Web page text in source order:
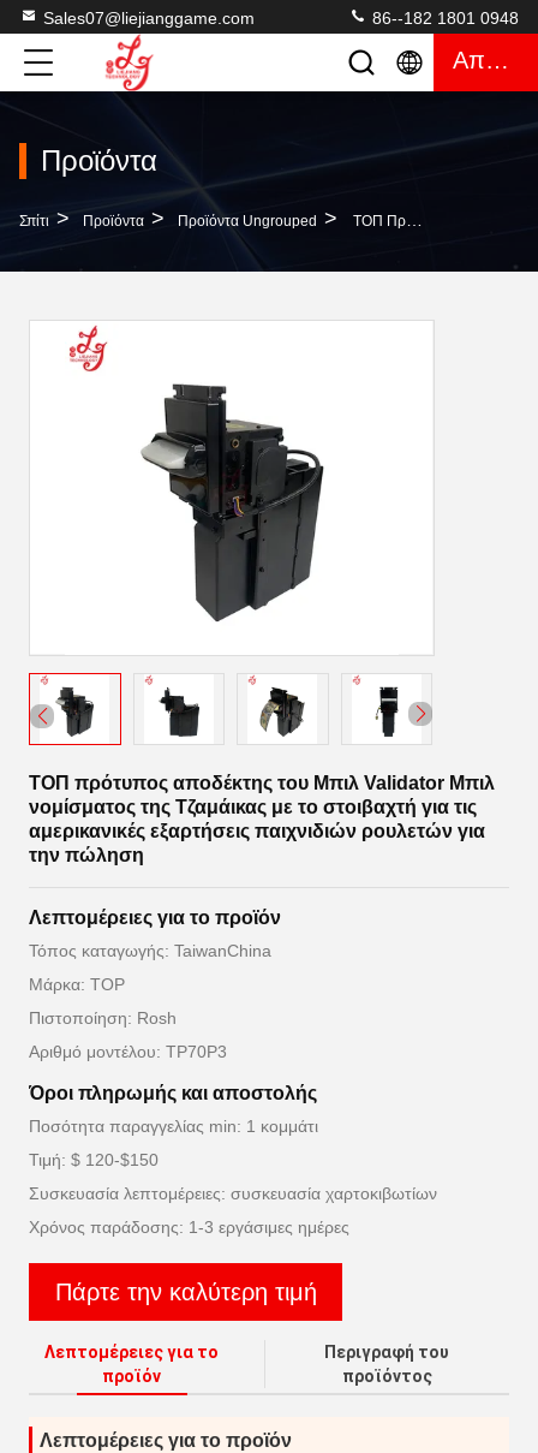
Sales07@liejianggame.com 86--182 1801 0948
Απόσπασμα
Προϊόντα
Σπίτι > Προϊόντα > Προϊόντα Ungrouped > ΤΟΠ Πρότυπος Αποδέκτης Του Μπιλ Validator Μπιλ Νομίσματος Της Τζαμάικας Με Το Στοιβαχτή Για Τις Αμερικανικές Εξαρτήσεις Παιχνιδιών Ρουλετών Για Την Πώληση
ΤΟΠ πρότυπος αποδέκτης του Μπιλ Validator Μπιλ
νομίσματος της Τζαμάικας με το στοιβαχτή για τις
αμερικανικές εξαρτήσεις παιχνιδιών ρουλετών για
την πώληση
Λεπτομέρειες για το προϊόν
Τόπος καταγωγής: TaiwanChina
Μάρκα: TOP
Πιστοποίηση: Rosh
Αριθμό μοντέλου: TP70P3
Όροι πληρωμής και αποστολής
Ποσότητα παραγγελίας min: 1 κομμάτι
Τιμή: $ 120-$150
Συσκευασία λεπτομέρειες: συσκευασία χαρτοκιβωτίων
Χρόνος παράδοσης: 1-3 εργάσιμες ημέρες
Πάρτε την καλύτερη τιμή
Λεπτομέρειες για το
προϊόν
Περιγραφή του
προϊόντος
Λεπτομέρειες για το προϊόν